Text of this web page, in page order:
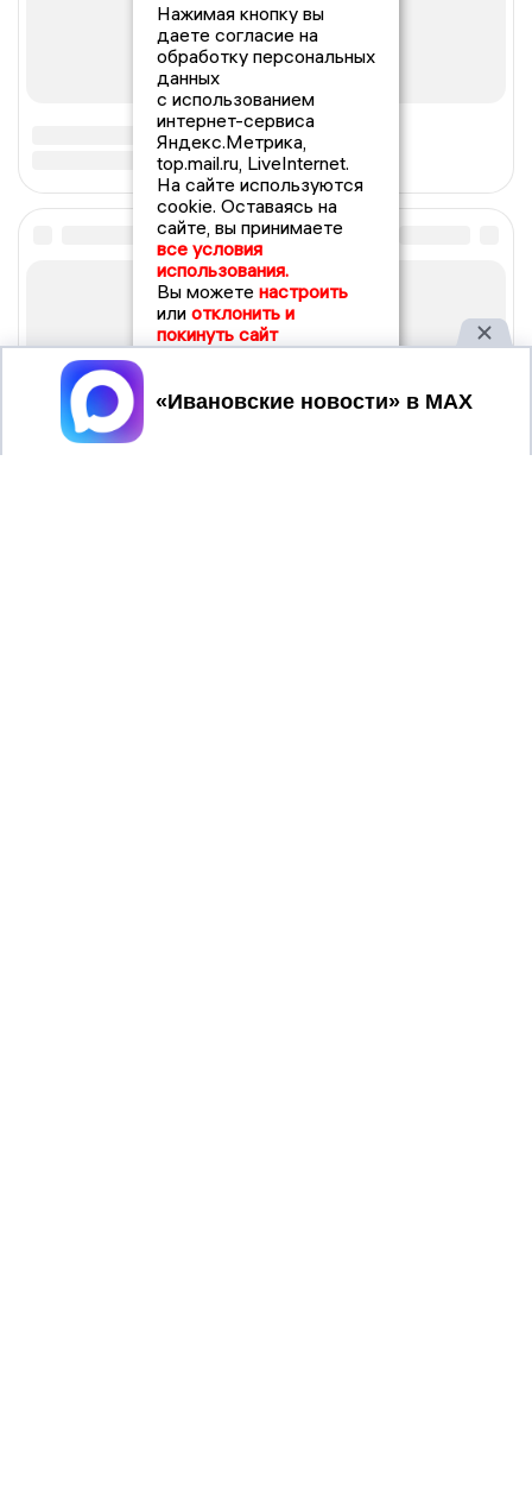
Нажимая кнопку вы
даете согласие на
обработку персональных
данных
с использованием
интернет-сервиса
Яндекс.Метрика,
top.mail.ru, LiveInternet.
На сайте используются
cookie. Оставаясь на
сайте, вы принимаете
все условия
использования.
Вы можете настроить
или отклонить и
покинуть сайт
Принять